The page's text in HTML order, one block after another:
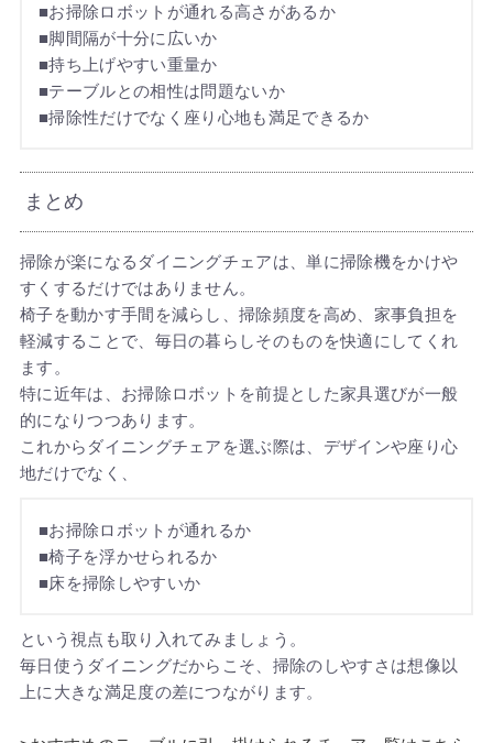
■お掃除ロボットが通れる高さがあるか
■脚間隔が十分に広いか
■持ち上げやすい重量か
■テーブルとの相性は問題ないか
■掃除性だけでなく座り心地も満足できるか
まとめ
掃除が楽になるダイニングチェアは、単に掃除機をかけや
すくするだけではありません。
椅子を動かす手間を減らし、掃除頻度を高め、家事負担を
軽減することで、毎日の暮らしそのものを快適にしてくれ
ます。
特に近年は、お掃除ロボットを前提とした家具選びが一般
的になりつつあります。
これからダイニングチェアを選ぶ際は、デザインや座り心
地だけでなく、
■お掃除ロボットが通れるか
■椅子を浮かせられるか
■床を掃除しやすいか
という視点も取り入れてみましょう。
毎日使うダイニングだからこそ、掃除のしやすさは想像以
上に大きな満足度の差につながります。